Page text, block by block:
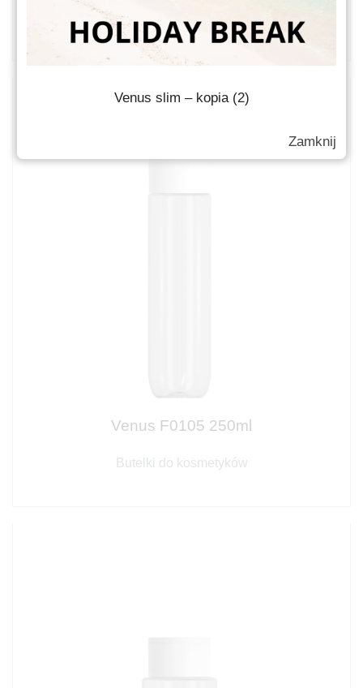
Venus F0105 250ml
Butelki do kosmetyków
Zamknij
Venus slim – kopia (2)